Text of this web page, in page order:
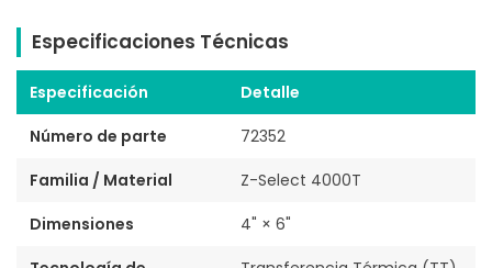
Especificaciones Técnicas
Especificación
Detalle
Número de parte
72352
Familia / Material
Z-Select 4000T
Dimensiones
4" × 6"